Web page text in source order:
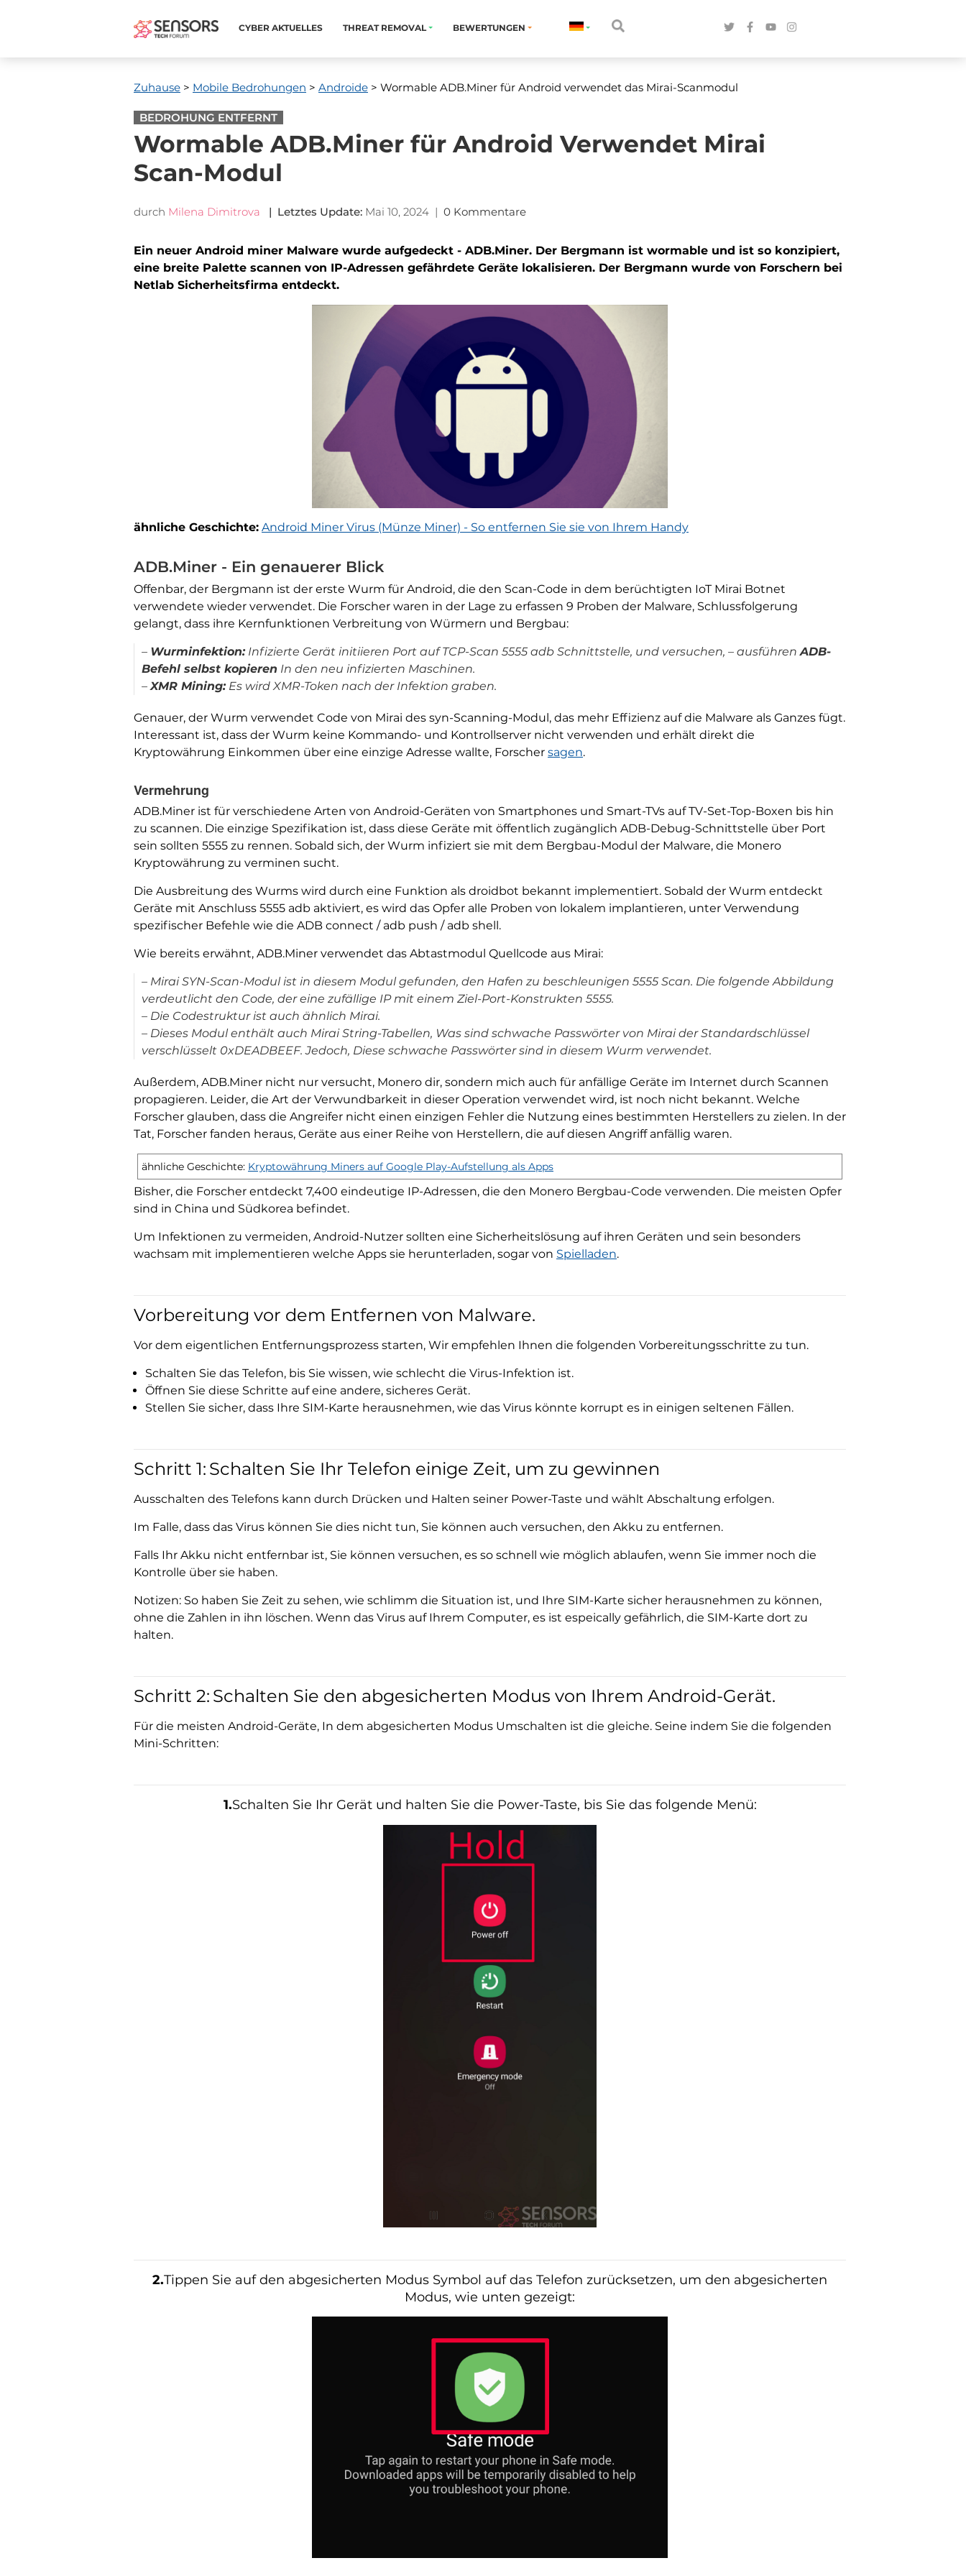
CYBER ​​AKTUELLES THREAT REMOVAL BEWERTUNGEN
Zuhause > Mobile Bedrohungen > Androide > Wormable ADB.Miner für Android verwendet das Mirai-Scanmodul
BEDROHUNG ENTFERNT
Wormable ADB.Miner für Android Verwendet Mirai
Scan-Modul
durch Milena Dimitrova | Letztes Update: Mai 10, 2024 | 0 Kommentare
Ein neuer Android miner Malware wurde aufgedeckt - ADB.Miner. Der Bergmann ist wormable und ist so konzipiert,
eine breite Palette scannen von IP-Adressen gefährdete Geräte lokalisieren. Der Bergmann wurde von Forschern bei
Netlab Sicherheitsfirma entdeckt.
ähnliche Geschichte: Android Miner Virus (Münze Miner) - So entfernen Sie sie von Ihrem Handy
ADB.Miner - Ein genauerer Blick
Offenbar, der Bergmann ist der erste Wurm für Android, die den Scan-Code in dem berüchtigten IoT Mirai Botnet
verwendete wieder verwendet. Die Forscher waren in der Lage zu erfassen 9 Proben der Malware, Schlussfolgerung
gelangt, dass ihre Kernfunktionen Verbreitung von Würmern und Bergbau:
– Wurminfektion:Infizierte Gerät initiieren Port auf TCP-Scan 5555 adb Schnittstelle, und versuchen, – ausführenADB-
Befehl selbst kopieren In den neu infizierten Maschinen.
–XMR Mining:Es wird XMR-Token nach der Infektion graben.
Genauer, der Wurm verwendet Code von Mirai des syn-Scanning-Modul, das mehr Effizienz auf die Malware als Ganzes fügt.
Interessant ist, dass der Wurm keine Kommando- und Kontrollserver nicht verwenden und erhält direkt die
Kryptowährung Einkommen über eine einzige Adresse wallte, Forscher sagen.
Vermehrung
ADB.Miner ist für verschiedene Arten von Android-Geräten von Smartphones und Smart-TVs auf TV-Set-Top-Boxen bis hin
zu scannen. Die einzige Spezifikation ist, dass diese Geräte mit öffentlich zugänglich ADB-Debug-Schnittstelle über Port
sein sollten 5555 zu rennen. Sobald sich, der Wurm infiziert sie mit dem Bergbau-Modul der Malware, die Monero
Kryptowährung zu verminen sucht.
Die Ausbreitung des Wurms wird durch eine Funktion als droidbot bekannt implementiert. Sobald der Wurm entdeckt
Geräte mit Anschluss 5555 adb aktiviert, es wird das Opfer alle Proben von lokalem implantieren, unter Verwendung
spezifischer Befehle wie die ADB connect / adb push / adb shell.
Wie bereits erwähnt, ADB.Miner verwendet das Abtastmodul Quellcode aus Mirai:
– Mirai SYN-Scan-Modul ist in diesem Modul gefunden, den Hafen zu beschleunigen 5555 Scan. Die folgende Abbildung
verdeutlicht den Code, der eine zufällige IP mit einem Ziel-Port-Konstrukten 5555.
– Die Codestruktur ist auch ähnlich Mirai.
– Dieses Modul enthält auch Mirai String-Tabellen, Was sind schwache Passwörter von Mirai der Standardschlüssel
verschlüsselt 0xDEADBEEF. Jedoch, Diese schwache Passwörter sind in diesem Wurm verwendet.
Außerdem, ADB.Miner nicht nur versucht, Monero dir, sondern mich auch für anfällige Geräte im Internet durch Scannen
propagieren. Leider, die Art der Verwundbarkeit in dieser Operation verwendet wird, ist noch nicht bekannt. Welche
Forscher glauben, dass die Angreifer nicht einen einzigen Fehler die Nutzung eines bestimmten Herstellers zu zielen. In der
Tat, Forscher fanden heraus, Geräte aus einer Reihe von Herstellern, die auf diesen Angriff anfällig waren.
ähnliche Geschichte: Kryptowährung Miners auf Google Play-Aufstellung als Apps
Bisher, die Forscher entdeckt 7,400 eindeutige IP-Adressen, die den Monero Bergbau-Code verwenden. Die meisten Opfer
sind in China und Südkorea befindet.
Um Infektionen zu vermeiden, Android-Nutzer sollten eine Sicherheitslösung auf ihren Geräten und sein besonders
wachsam mit implementieren welche Apps sie herunterladen, sogar von Spielladen.
Vorbereitung vor dem Entfernen von Malware.
Vor dem eigentlichen Entfernungsprozess starten, Wir empfehlen Ihnen die folgenden Vorbereitungsschritte zu tun.
Schalten Sie das Telefon, bis Sie wissen, wie schlecht die Virus-Infektion ist.
Öffnen Sie diese Schritte auf eine andere, sicheres Gerät.
Stellen Sie sicher, dass Ihre SIM-Karte herausnehmen, wie das Virus könnte korrupt es in einigen seltenen Fällen.
Schritt 1: Schalten Sie Ihr Telefon einige Zeit, um zu gewinnen
Ausschalten des Telefons kann durch Drücken und Halten seiner Power-Taste und wählt Abschaltung erfolgen.
Im Falle, dass das Virus können Sie dies nicht tun, Sie können auch versuchen, den Akku zu entfernen.
Falls Ihr Akku nicht entfernbar ist, Sie können versuchen, es so schnell wie möglich ablaufen, wenn Sie immer noch die
Kontrolle über sie haben.
Notizen: So haben Sie Zeit zu sehen, wie schlimm die Situation ist, und Ihre SIM-Karte sicher herausnehmen zu können,
ohne die Zahlen in ihn löschen. Wenn das Virus auf Ihrem Computer, es ist espeically gefährlich, die SIM-Karte dort zu
halten.
Schritt 2: Schalten Sie den abgesicherten Modus von Ihrem Android-Gerät.
Für die meisten Android-Geräte, In dem abgesicherten Modus Umschalten ist die gleiche. Seine indem Sie die folgenden
Mini-Schritten:
1.Schalten Sie Ihr Gerät und halten Sie die Power-Taste, bis Sie das folgende Menü:
2.Tippen Sie auf den abgesicherten Modus Symbol auf das Telefon zurücksetzen, um den abgesicherten
Modus, wie unten gezeigt: